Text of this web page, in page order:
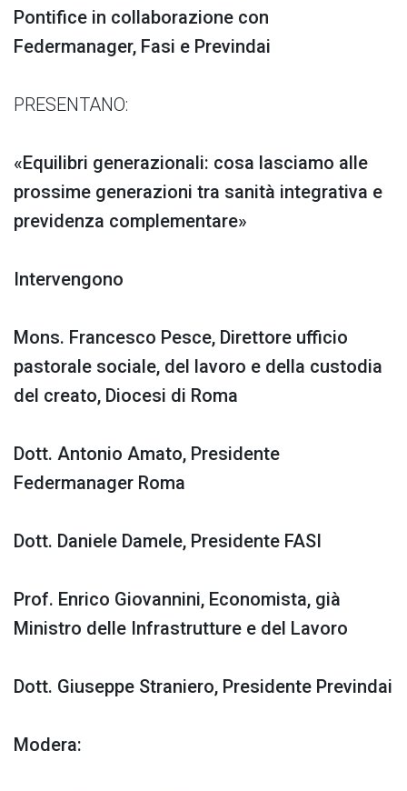
Pontifice in collaborazione con
Federmanager, Fasi e Previndai
PRESENTANO:
«Equilibri generazionali: cosa lasciamo alle
prossime generazioni tra sanità integrativa e
previdenza complementare»
Intervengono
Mons. Francesco Pesce, Direttore ufficio
pastorale sociale, del lavoro e della custodia
del creato, Diocesi di Roma
Dott. Antonio Amato, Presidente
Federmanager Roma
Dott. Daniele Damele, Presidente FASI
Prof. Enrico Giovannini, Economista, già
Ministro delle Infrastrutture e del Lavoro
Dott. Giuseppe Straniero, Presidente Previndai
Modera: